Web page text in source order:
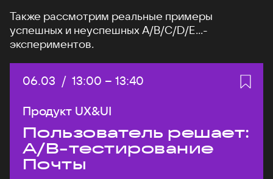
Также рассмотрим реальные примеры
успешных и неуспешных A/B/C/D/E...-
экспериментов.
Дата:
06.03 / Начало:
13:00 – Конец:
13:40
Продукт UX&UI
Пользователь решает:
A/B-тестирование
Почты